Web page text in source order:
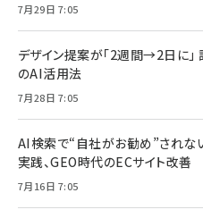
7月29日 7:05
デザイン提案が「2週間→2日に
のAI活用法
7月28日 7:05
AI検索で“自社がお勧め”されな
実践、GEO時代のECサイト改善
7月16日 7:05